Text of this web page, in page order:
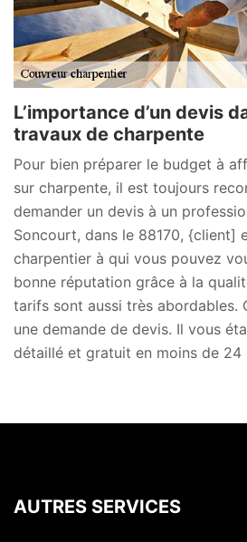
L’importance d’un devis
travaux de charpente
Pour bien préparer le budget à
sur charpente, il est toujours
demander un devis à un
Soncourt, dans le 88170, {client]
charpentier à qui vous pouvez
bonne réputation grâce à la
tarifs sont aussi très abordables.
une demande de devis. Il vous
détaillé et gratuit en moins de 24
AUTRES SERVICES